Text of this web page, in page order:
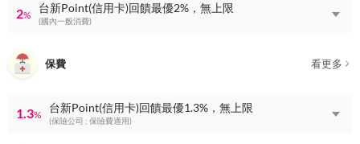
2%
台新Point(信用卡)回饋最優2%，無上限
(國內一般消費)
保費 看更多
1.3%
台新Point(信用卡)回饋最優1.3%，無上限
(保險公司 ; 保險費適用)